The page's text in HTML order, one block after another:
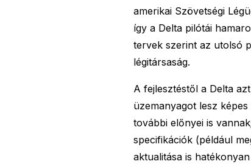
amerikai Szövetségi
így a Delta pilótái
tervek szerint az utolsó
légitársaság.
A fejlesztéstől a Delta
üzemanyagot lesz
további előnyei is
specifikációk (például
aktualitása is